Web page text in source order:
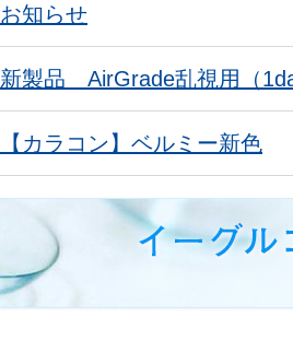
お知らせ
新製品 AirGrade乱視用（
【カラコン】ベルミー新色